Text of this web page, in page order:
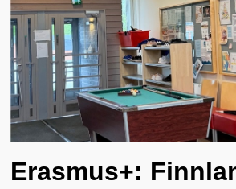
Erasmus+: